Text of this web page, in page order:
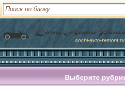
sochi-avto-remont.ru
Выберите